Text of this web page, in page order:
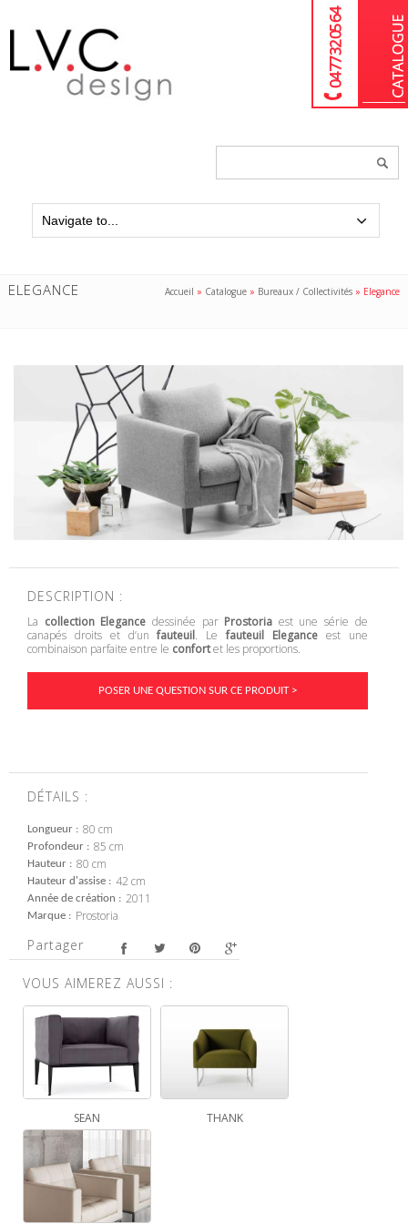
04 77 32 05 64
ELEGANCE Accueil » Catalogue » Bureaux / Collectivités » Elegance
DESCRIPTION :
La collection Elegance dessinée par Prostoria est une série de
canapés droits et d’unfauteuil. Lefauteuil Elegance est une
combinaison parfaite entre le confortet les proportions.
POSER UNE QUESTION SUR CE PRODUIT >
DÉTAILS :
Longueur 80 cm
Profondeur 85 cm
Hauteur 80 cm
Hauteur d'assise 42 cm
Année de création 2011
Marque Prostoria
Partager
VOUS AIMEREZ AUSSI :
SEAN THANK